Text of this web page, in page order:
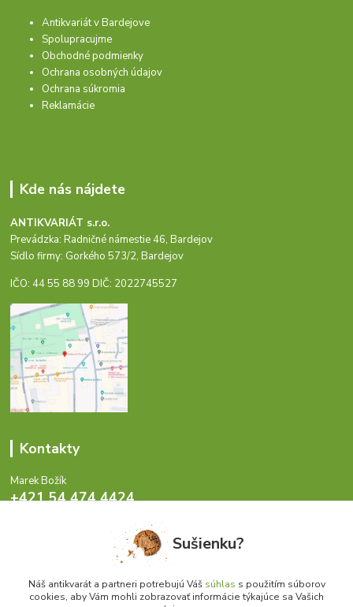
Antikvariát v Bardejove
Spolupracujme
Obchodné podmienky
Ochrana osobných údajov
Ochrana súkromia
Reklamácie
Kde nás nájdete
ANTIKVARIÁT s.r.o.
Prevádzka: Radničné námestie 46, Bardejov
Sídlo firmy: Gorkého 573/2, Bardejov
IČO: 44 55 88 99 DIČ: 2022745527
Kontakty
Marek Božík
+421 54 474 4424
info@antikvariat.sk Sušienku?
Náš antikvarát a partneri potrebujú Váš súhlas s použitím súborov
cookies, aby Vám mohli zobrazovať informácie týkajúce sa Vašich